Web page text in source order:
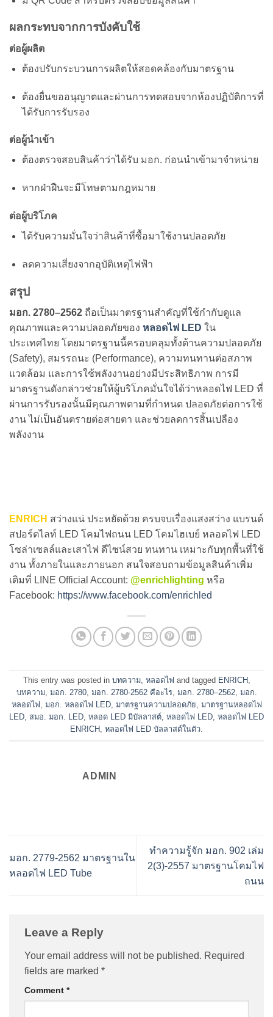
ผลกระทบจากการบังคับใช้
ต่อผู้ผลิต
ต้องปรับกระบวนการผลิตให้สอดคล้องกับมาตรฐาน
ต้องยื่นขออนุญาตและผ่านการทดสอบจากห้องปฏิบัติการที่
ได้รับการรับรอง
ต่อผู้นำเข้า
ต้องตรวจสอบสินค้าว่าได้รับ มอก. ก่อนนำเข้ามาจำหน่าย
หากฝ่าฝืนจะมีโทษตามกฎหมาย
ต่อผู้บริโภค
ได้รับความมั่นใจว่าสินค้าที่ซื้อมาใช้งานปลอดภัย
ลดความเสี่ยงจากอุบัติเหตุไฟฟ้า
สรุป
มอก. 2780–2562 ถือเป็นมาตรฐานสำคัญที่ใช้กำกับดูแล
คุณภาพและความปลอดภัยของ หลอดไฟ LED ใน
ประเทศไทย โดยมาตรฐานนี้ครอบคลุมทั้งด้านความปลอดภัย
(Safety), สมรรถนะ (Performance), ความทนทานต่อสภาพ
แวดล้อม และการใช้พลังงานอย่างมีประสิทธิภาพ การมี
มาตรฐานดังกล่าวช่วยให้ผู้บริโภคมั่นใจได้ว่าหลอดไฟ LED ที่
ผ่านการรับรองนั้นมีคุณภาพตามที่กำหนด ปลอดภัยต่อการใช้
งาน ไม่เป็นอันตรายต่อสายตา และช่วยลดการสิ้นเปลือง
พลังงาน
ENRICH สว่างแน่ ประหยัดด้วย ครบจบเรื่องแสงสว่าง แบรนด์
สปอร์ตไลท์ LED โคมไฟถนน LED โคมไฮเบย์ หลอดไฟ LED
โซล่าเซลล์และเสาไฟ ดีไซน์สวย ทนทาน เหมาะกับทุกพื้นที่ใช้
งาน ทั้งภายในและภายนอก สนใจสอบถามข้อมูลสินค้าเพิ่ม
เติมที่ LINE Official Account: @enrichlighting หรือ
Facebook: https://www.facebook.com/enrichled
This entry was posted in บทความ, หลอดไฟ and tagged ENRICH ,
บทความ, มอก. 2780, มอก. 2780-2562 คือะไร, มอก. 2780–2562, มอก.
หลอดไฟ , มอก. หลอดไฟ LED, มาตรฐานความปลอดภัย, มาตรฐานหลอดไฟ
LED, สมอ. มอก. LED, หลอด LED มีบัลลาสต์, หลอดไฟ LED, หลอดไฟ LED
ENRICH , หลอดไฟ LED บัลลาสต์ในตัว.
ADMIN
มอก. 2779-2562 มาตรฐานใน
หลอดไฟ LED Tube
ทำความรู้จัก มอก. 902 เล่ม
2(3)-2557 มาตรฐานโคมไฟ
ถนน
Leave a Reply
Your email address will not be published. Required
fields are marked *
Comment *